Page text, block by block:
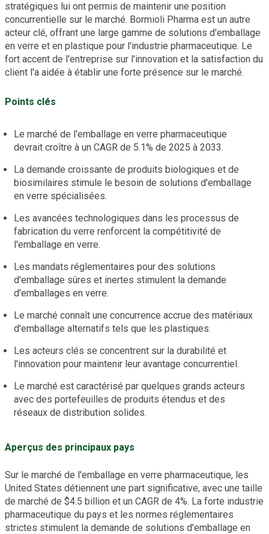
stratégiques lui ont permis de maintenir une position
concurrentielle sur le marché. Bormioli Pharma est un autre
acteur clé, offrant une large gamme de solutions d'emballage
en verre et en plastique pour l'industrie pharmaceutique. Le
fort accent de l'entreprise sur l'innovation et la satisfaction du
client l'a aidée à établir une forte présence sur le marché.
Points clés
Le marché de l'emballage en verre pharmaceutique
devrait croître à un CAGR de 5.1% de 2025 à 2033.
La demande croissante de produits biologiques et de
biosimilaires stimule le besoin de solutions d'emballage
en verre spécialisées.
Les avancées technologiques dans les processus de
fabrication du verre renforcent la compétitivité de
l'emballage en verre.
Les mandats réglementaires pour des solutions
d'emballage sûres et inertes stimulent la demande
d'emballages en verre.
Le marché connaît une concurrence accrue des matériaux
d'emballage alternatifs tels que les plastiques.
Les acteurs clés se concentrent sur la durabilité et
l'innovation pour maintenir leur avantage concurrentiel.
Le marché est caractérisé par quelques grands acteurs
avec des portefeuilles de produits étendus et des
réseaux de distribution solides.
Aperçus des principaux pays
Sur le marché de l'emballage en verre pharmaceutique, les
United States détiennent une part significative, avec une taille
de marché de $4.5 billion et un CAGR de 4%. La forte industrie
pharmaceutique du pays et les normes réglementaires
strictes stimulent la demande de solutions d'emballage en